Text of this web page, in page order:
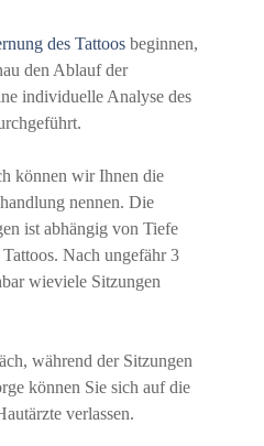
des Tattoos beginnen,
den Ablauf der
individuelle Analyse des
können wir Ihnen die
nennen. Die
ist abhängig von Tiefe
Nach ungefähr 3
wieviele Sitzungen
während der Sitzungen
können Sie sich auf die
verlassen.